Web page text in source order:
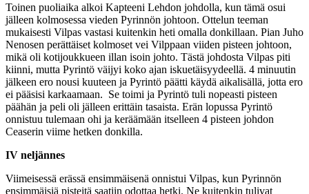
Toinen puoliaika alkoi Kapteeni Lehdon johdolla, kun tämä osui
jälleen kolmosessa vieden Pyrinnön johtoon. Ottelun teeman
mukaisesti Vilpas vastasi kuitenkin heti omalla donkillaan. Pian Juho
Nenosen perättäiset kolmoset vei Vilppaan viiden pisteen johtoon,
mikä oli kotijoukkueen illan isoin johto. Tästä johdosta Vilpas piti
kiinni, mutta Pyrintö väijyi koko ajan iskuetäisyydeellä. 4 minuutin
jälkeen ero nousi kuuteen ja Pyrintö päätti käydä aikalisällä, jotta ero
ei pääsisi karkaamaan. Se toimi ja Pyrintö tuli nopeasti pisteen
päähän ja peli oli jälleen erittäin tasaista. Erän lopussa Pyrintö
onnistuu tulemaan ohi ja keräämään itselleen 4 pisteen johdon
Ceaserin viime hetken donkilla.
IV neljännes
Viimeisessä erässä ensimmäisenä onnistui Vilpas, kun Pyrinnön
ensimmäisiä pisteitä saatiin odottaa hetki. Ne kuitenkin tulivat